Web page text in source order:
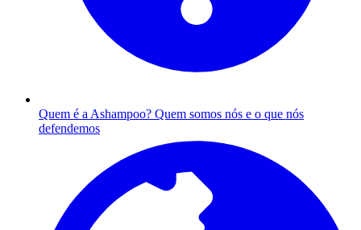
Quem é a Ashampoo? Quem somos nós e o que nós
defendemos